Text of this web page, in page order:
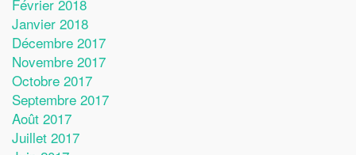
Février 2018
Janvier 2018
Décembre 2017
Novembre 2017
Octobre 2017
Septembre 2017
Août 2017
Juillet 2017